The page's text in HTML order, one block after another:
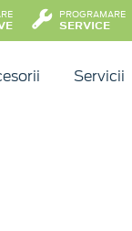
PROGRAMARE
SERVICE
Servicii